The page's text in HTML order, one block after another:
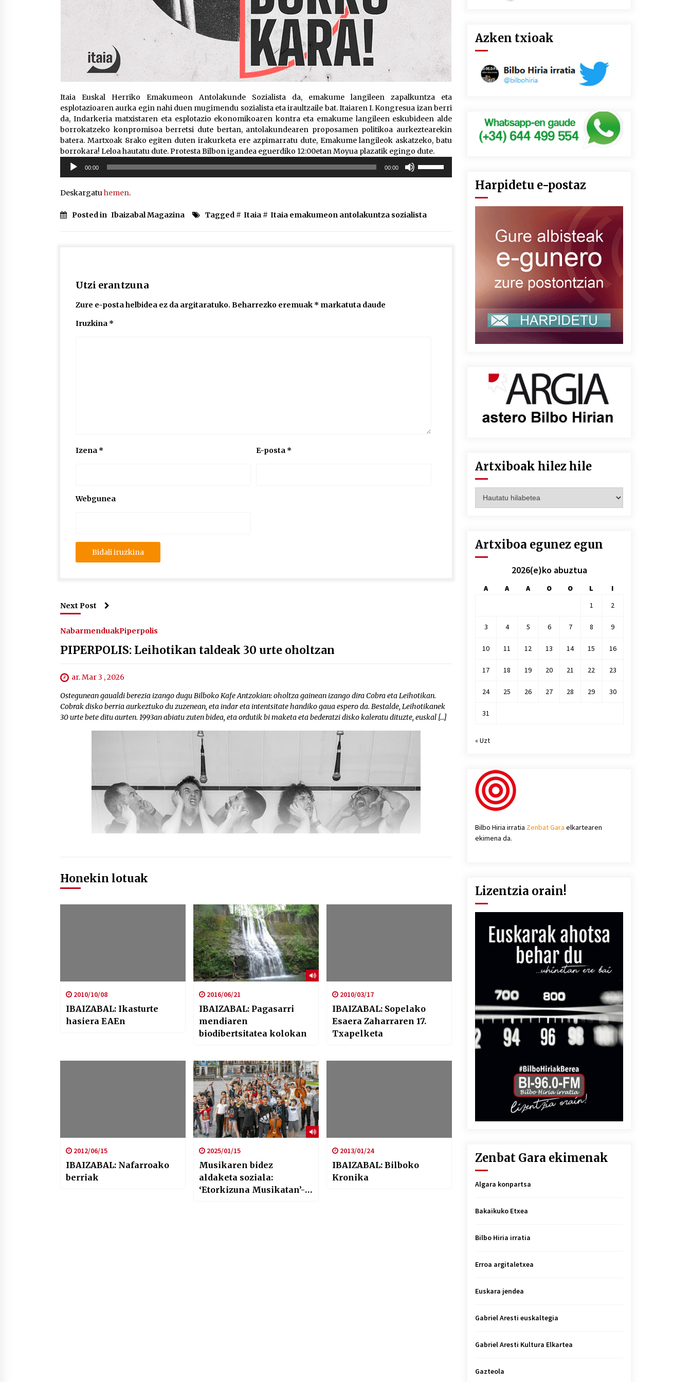
Itaia Euskal Herriko Emakumeon Antolakunde Sozialista da, emakume langileen zapalkuntza eta
esplotazioaren aurka egin nahi duen mugimendu sozialista eta iraultzaile bat. Itaiaren I. Kongresua izan berri
da, Indarkeria matxistaren eta esplotazio ekonomikoaren kontra eta emakume langileen eskubideen alde
borrokatzeko konpromisoa berretsi dute bertan, antolakundearen proposamen politikoa aurkeztearekin
batera. Martxoak 8rako egiten duten irakurketa ere azpimarratu dute, Emakume langileok askatzeko, batu
borrokara! Leloa hautatu dute. Protesta Bilbon igandea eguerdiko 12:00etan Moyua plazatik egingo dute.
Soinu
erreproduzigailua
00:00 00:00
igotzeko
Deskargatuhemen.
Posted in Ibaizabal Magazina Tagged # Itaia # Itaia emakumeon antolakuntza sozialista
Utzi erantzuna
Zure e-posta helbidea ez da argitaratuko. Beharrezko eremuak * markatuta daude
Iruzkina *
Izena * E-posta *
Webgunea
Next Post
NabarmenduakPiperpolis
PIPERPOLIS: Leihotikan taldeak 30 urte oholtzan
ar. Mar 3 , 2026
Ostegunean gaualdi berezia izango dugu Bilboko Kafe Antzokian: oholtza gainean izango dira Cobra eta Leihotikan.
Cobrak disko berria aurkeztuko du zuzenean, eta indar eta intentsitate handiko gaua espero da. Bestalde, Leihotikanek
30 urte bete ditu aurten. 1993an abiatu zuten bidea, eta ordutik bi maketa eta bederatzi disko kaleratu dituzte, euskal […]
Honekin lotuak
2010/10/08
IBAIZABAL: Ikasturte
hasiera EAEn
2016/06/21
IBAIZABAL: Pagasarri
mendiaren
biodibertsitatea kolokan
2010/03/17
IBAIZABAL: Sopelako
Esaera Zaharraren 17.
Txapelketa
2012/06/15
IBAIZABAL: Nafarroako
berriak
2025/01/15
Musikaren bidez
aldaketa soziala:
‘Etorkizuna Musikatan’-
2013/01/24
IBAIZABAL: Bilboko
Kronika
Azken txioak
Harpidetu e-postaz
Artxiboak hilez hile
hilez
Artxiboa egunez egun
2026(e)ko abuztua
A A A O O L
I
1
2
3 4 5 6 7 8 9
10 11 12 13 14 15 16
17 18 19 20 21 22 23
24 25 26 27 28 29 30
31
« Uzt
Bilbo Hiria irratia Zenbat Gara elkartearen
ekimena da.
Lizentzia orain!
Zenbat Gara ekimenak
Algara konpartsa
Bakaikuko Etxea
Bilbo Hiria irratia
Erroa argitaletxea
Euskara jendea
Gabriel Aresti euskaltegia
Gabriel Aresti Kultura Elkartea
Gazteola